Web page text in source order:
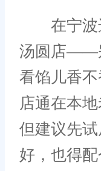
在宁波
汤圆店——
看馅儿香
店通在本
但建议先
好，也得配